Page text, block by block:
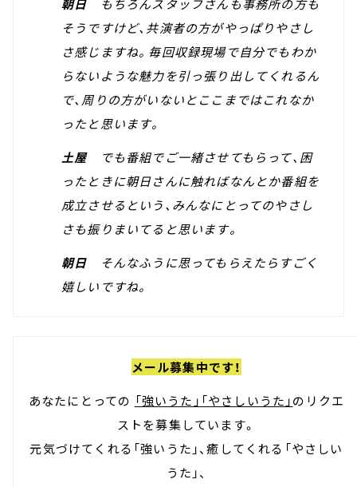
朝日 もちろんスタッフさんも事務所の方も
そうですけど、共演者の方がやっぱりやさし
さ感じますね。毎回収録現場で自分でもわか
らないような魅力を引っ張り出してくれるん
で、周りの方がいないとここまではこれなか
ったと思います。
土屋でも番組でご一緒させてもらって、困
ったときに朝日さんに触ればなんとか番組を
成立させるという、みんなにとってのやさし
さも振りまいてると思います。
朝日 そんなふうに思ってもらえたらすごく
嬉しいですね。
メール募集中です！
あなたにとっての 「強いうた」「やさしいうた」のリクエ
ストを募集しています。
元気づけてくれる「強いうた」、癒してくれる「やさしい
うた」、